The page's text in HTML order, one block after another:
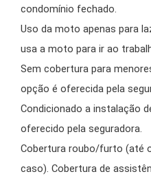
condomínio fechado.
Uso da moto apenas para
usa a moto para ir ao
Sem cobertura para
opção é oferecida pela
Condicionado a instalação
oferecido pela seguradora.
Cobertura roubo/furto (até
caso). Cobertura de